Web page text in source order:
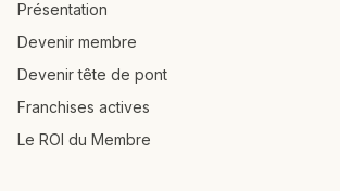
Présentation
Devenir membre
Devenir tête de pont
Franchises actives
Le ROI du Membre